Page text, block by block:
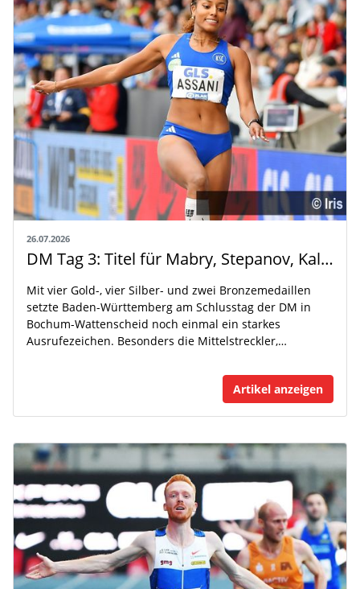
26.07.2026
DM Tag 3: Titel für Mabry, Stepanov, Kallabis und Assani
Mit vier Gold-, vier Silber- und zwei Bronzemedaillen
setzte Baden-Württemberg am Schlusstag der DM in
Bochum-Wattenscheid noch einmal ein starkes
Ausrufezeichen. Besonders die Mittelstreckler,…
Artikel anzeigen